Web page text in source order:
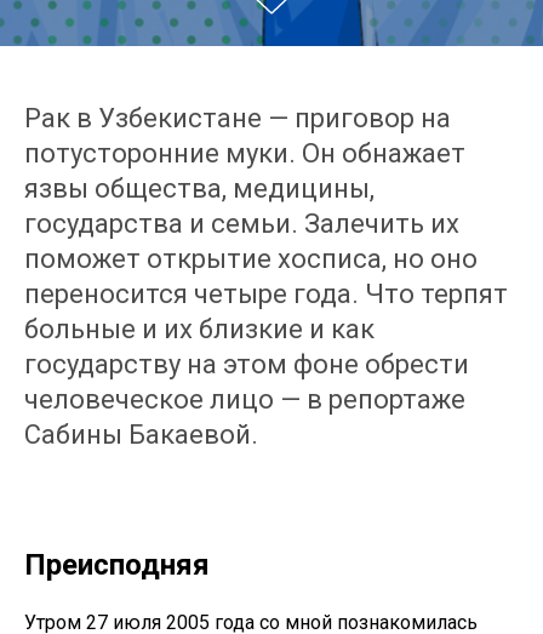
Рак в Узбекистане — приговор на
потусторонние муки. Он обнажает
язвы общества, медицины,
государства и семьи. Залечить их
поможет открытие хосписа, но оно
переносится четыре года. Что терпят
больные и их близкие и как
государству на этом фоне обрести
человеческое лицо — в репортаже
Сабины Бакаевой.
Преисподняя
Утром 27 июля 2005 года со мной познакомилась